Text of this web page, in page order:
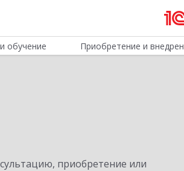
обучение Приобретение и
приобретение или